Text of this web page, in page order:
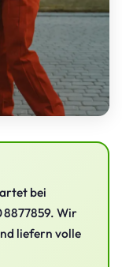
bei
8877859. Wir
liefern volle